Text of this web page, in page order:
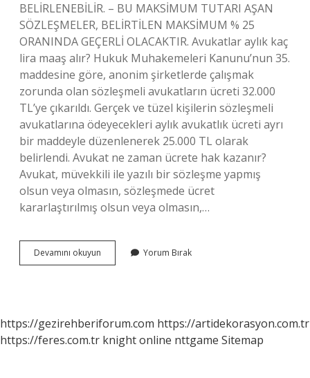
BELİRLENEBİLİR. – BU MAKSİMUM TUTARI AŞAN
SÖZLEŞMELER, BELİRTİLEN MAKSİMUM % 25
ORANINDA GEÇERLİ OLACAKTIR. Avukatlar aylık kaç
lira maaş alır? Hukuk Muhakemeleri Kanunu’nun 35.
maddesine göre, anonim şirketlerde çalışmak
zorunda olan sözleşmeli avukatların ücreti 32.000
TL’ye çıkarıldı. Gerçek ve tüzel kişilerin sözleşmeli
avukatlarına ödeyecekleri aylık avukatlık ücreti ayrı
bir maddeyle düzenlenerek 25.000 TL olarak
belirlendi. Avukat ne zaman ücrete hak kazanır?
Avukat, müvekkili ile yazılı bir sözleşme yapmış
olsun veya olmasın, sözleşmede ücret
kararlaştırılmış olsun veya olmasın,…
Devamını okuyun Avukatlar
Neye
Yorum Bırak
https://gezirehberiforum.com https://artidekorasyon.com.tr
https://feres.com.tr knight online nttgame Sitemap